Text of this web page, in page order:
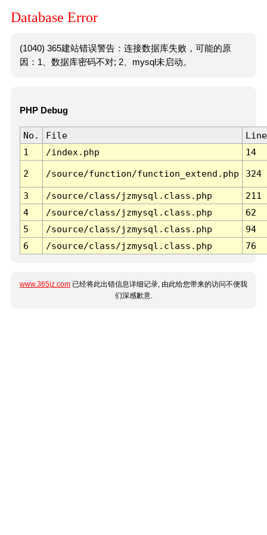
Database Error
(1040) 365建站错误警告：连接数据库失败，可能的原
因：1、数据库密码不对; 2、mysql未启动。
PHP Debug
No. File
Line
1
/index.php 14
2 /source/function/function_extend.php 324
3 /source/class/jzmysql.class.php
211
4
/source/class/jzmysql.class.php
62
5
/source/class/jzmysql.class.php
94
6
/source/class/jzmysql.class.php 76
www.365jz.com 已经将此出错信息详细记录, 由此给您带来的访问不便我
们深感歉意.